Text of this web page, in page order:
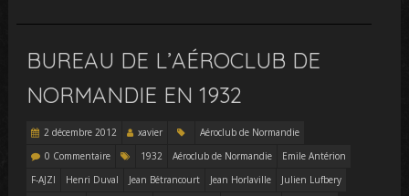
BUREAU DE L’AÉROCLUB DE
NORMANDIE EN 1932
2 décembre 2012 xavier
Aéroclub de Normandie
0 Commentaire
1932 Aéroclub de Normandie
Emile Antérion
F-AJZI
Henri Duval Jean Bétrancourt Jean Horlaville
Julien Lufbery